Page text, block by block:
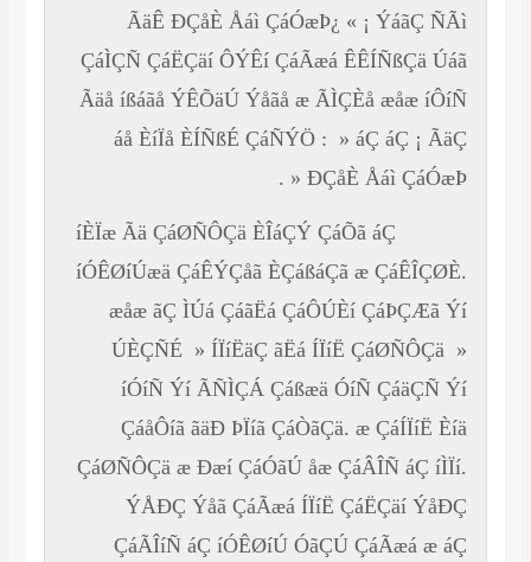
ÃäÊ ÐÇåÈ Åáì ÇáÓæÞ¿ « ¡ ÝáãÇ ÑÃì
ÇáÌÇÑ ÇáËÇäí ÔÝÊí ÇáÃæá ÊÊÍÑßÇä Úáã
Ãäå íßáãå ÝÊÕäÚ Ýåãå æ ÃÌÇÈå æåæ íÔíÑ
áå ÈíÏå ÈÍÑßÉ ÇáÑÝÖ : » áÇ áÇ ¡ ÃäÇ
ÐÇåÈ Åáì ÇáÓæÞ « .
íÈÏæ Ãä ÇáØÑÔÇä ÈÎáÇÝ ÇáÕã áÇ
íÓÊØíÚæä ÇáÊÝÇåã ÈÇáßáÇã æ ÇáÊÎÇØÈ.
æåæ ãÇ ÌÚá ÇáãËá ÇáÔÚÈí ÇáÞÇÆã Ýí
ÚÈÇÑÉ » ÍÏíËäÇ ãËá ÍÏíË ÇáØÑÔÇä »
íÓíÑ Ýí ÃÑÌÇÁ Çáßæä ÓíÑ ÇáäÇÑ Ýí
ÇáåÔíã ãäÐ ÞÏíã ÇáÒãÇä. æ ÇáÍÏíË Èíä
ÇáØÑÔÇä æ Ðæí ÇáÓãÚ åæ ÇáÂÎÑ áÇ íÌÏí.
ÝÅÐÇ Ýåã ÇáÃæá ÍÏíË ÇáËÇäí ÝåÐÇ
ÇáÃÎíÑ áÇ íÓÊØíÚ ÓãÇÚ ÇáÃæá æ áÇ